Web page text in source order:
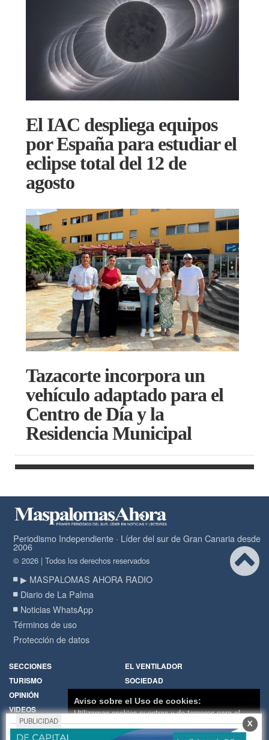
El IAC despliega equipos
por España para estudiar el
eclipse total del 12 de
agosto
Tazacorte incorpora un
vehículo adaptado para el
Centro de Día y la
Residencia Municipal
Periodismo Independiente · Líder del sur de Gran Canaria desde
2006
© 2026 | Todos los derechos reservados
▶ MASPALOMAS AHORA RADIO
Diario de La Palma
Noticias WhatsApp
Términos de uso
Protección de datos
SECCIONES
EL VENTILADOR
TURISMO
SOCIEDAD
OPINIÓN
VIDEOS
RADIO
Política de Cookies Hemeroteca
PUBLICIDAD X
Aviso sobre el Uso de cookies:
Utilizamos cookies nuestras y de terceros para el
funcionamiento del digital. Puedes consultar la lista